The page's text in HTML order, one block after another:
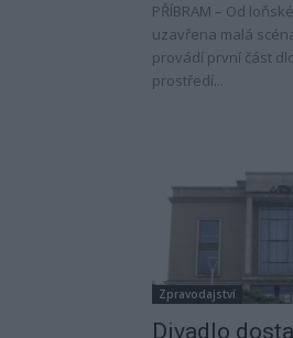
PŘÍBRAM – Od
uzavřena malá
provádí první část
prostředí...
Zpravodajství
Divadlo